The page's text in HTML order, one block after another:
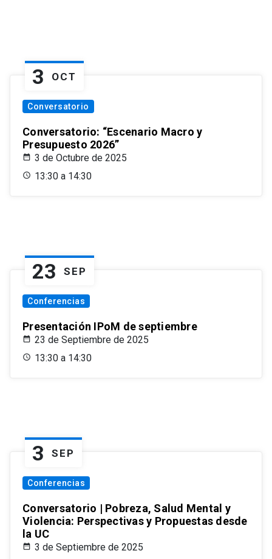
3 OCT
Conversatorio
Conversatorio: “Escenario Macro y
Presupuesto 2026”
3 de Octubre de 2025
13:30 a 14:30
23 SEP
Conferencias
Presentación IPoM de septiembre
23 de Septiembre de 2025
13:30 a 14:30
3 SEP
Conferencias
Conversatorio | Pobreza, Salud Mental y
Violencia: Perspectivas y Propuestas desde
la UC
3 de Septiembre de 2025